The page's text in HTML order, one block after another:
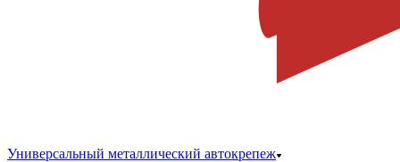
Универсальный металлический автокрепеж